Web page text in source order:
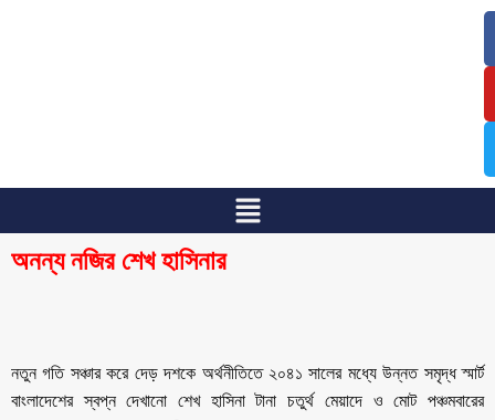
অনন্য নজির শেখ হাসিনার
নতুন গতি সঞ্চার করে দেড় দশকে অর্থনীতিতে ২০৪১ সালের মধ্যে উন্নত সমৃদ্ধ স্মার্ট
বাংলাদেশের স্বপ্ন দেখানো শেখ হাসিনা টানা চতুর্থ মেয়াদে ও মোট পঞ্চমবারের